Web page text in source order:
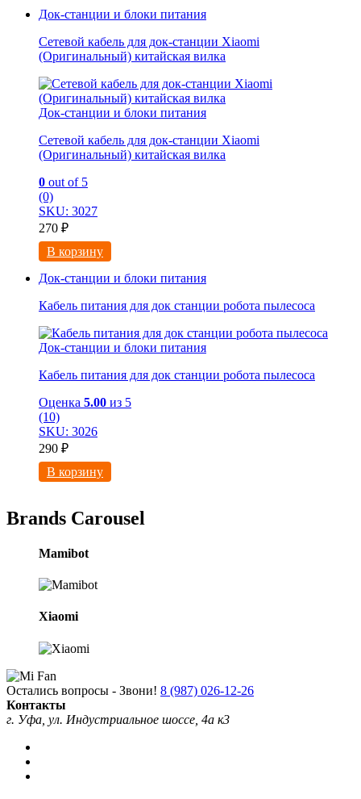
Док-станции и блоки питания
Сетевой кабель для док-станции Xiaomi
(Оригинальный) китайская вилка
Док-станции и блоки питания
Сетевой кабель для док-станции Xiaomi
(Оригинальный) китайская вилка
0 out of 5
(0)
SKU: 3027
270 ₽
В корзину
Док-станции и блоки питания
Кабель питания для док станции робота пылесоса
Док-станции и блоки питания
Кабель питания для док станции робота пылесоса
Оценка 5.00 из 5
(10)
SKU: 3026
290 ₽
В корзину
Brands Carousel
Mamibot
Xiaomi
Остались вопросы - Звони! 8 (987) 026-12-26
Контакты
г. Уфа, ул. Индустриальное шоссе, 4а к3